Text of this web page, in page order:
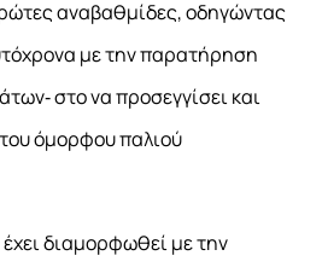
αναβαθμίδες, οδηγώντας
με την παρατήρηση
στο να προσεγγίσει και
όμορφου παλιού
διαμορφωθεί με την